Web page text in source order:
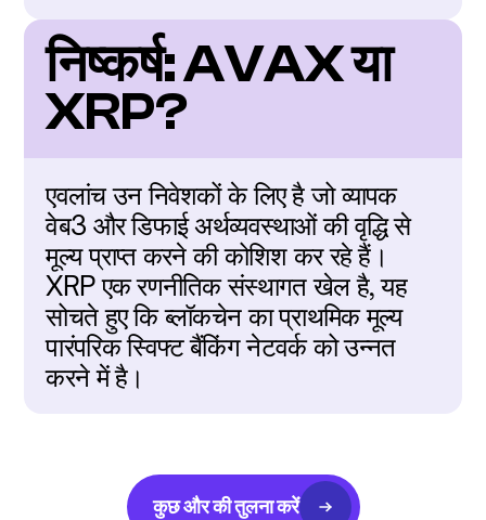
निष्कर्ष: AVAX या
XRP?
एवलांच उन निवेशकों के लिए है जो व्यापक
वेब3 और डिफाई अर्थव्यवस्थाओं की वृद्धि से
मूल्य प्राप्त करने की कोशिश कर रहे हैं।
XRP एक रणनीतिक संस्थागत खेल है, यह
सोचते हुए कि ब्लॉकचेन का प्राथमिक मूल्य
पारंपरिक स्विफ्ट बैंकिंग नेटवर्क को उन्नत
करने में है।
कुछ और की तुलना करें